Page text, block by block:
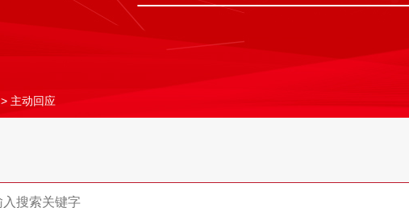
> 主动回应